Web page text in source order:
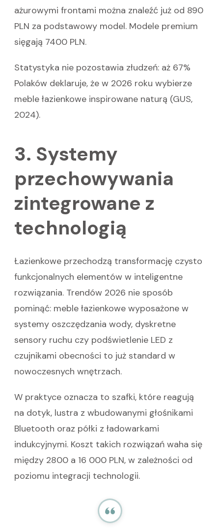
ażurowymi frontami można znaleźć już od 890
PLN za podstawowy model. Modele premium
sięgają 7400 PLN.
Statystyka nie pozostawia złudzeń: aż 67%
Polaków deklaruje, że w 2026 roku wybierze
meble łazienkowe inspirowane naturą (GUS,
2024).
3. Systemy
przechowywania
zintegrowane z
technologią
Łazienkowe przechodzą transformację czysto
funkcjonalnych elementów w inteligentne
rozwiązania. Trendów 2026 nie sposób
pominąć: meble łazienkowe wyposażone w
systemy oszczędzania wody, dyskretne
sensory ruchu czy podświetlenie LED z
czujnikami obecności to już standard w
nowoczesnych wnętrzach.
W praktyce oznacza to szafki, które reagują
na dotyk, lustra z wbudowanymi głośnikami
Bluetooth oraz półki z ładowarkami
indukcyjnymi. Koszt takich rozwiązań waha się
między 2800 a 16 000 PLN, w zależności od
poziomu integracji technologii.